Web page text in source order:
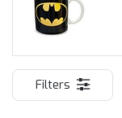
Filters